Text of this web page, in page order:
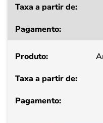
a
de
Pagamento